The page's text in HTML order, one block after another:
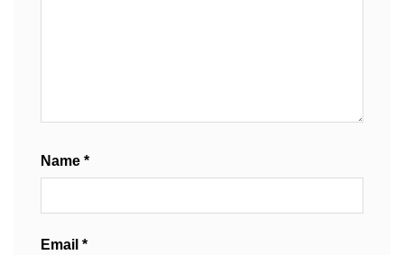
Name *
Email *